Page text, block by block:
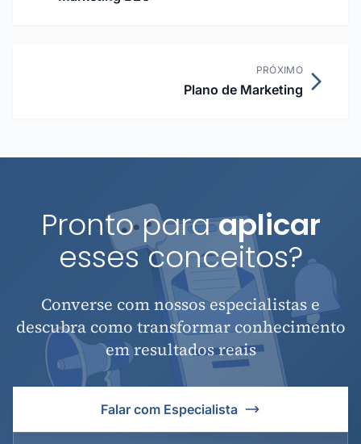
PRÓXIMO
Plano de Marketing
Pronto paraaplicar
esses conceitos?
Converse com nossos especialistas e
descubra como transformar conhecimento
em resultados reais
Falar com Especialista